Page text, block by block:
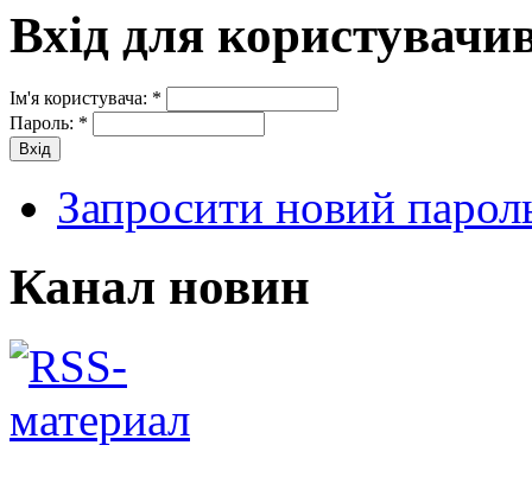
Вхід для
Ім'я користувача: *
Пароль: *
Запросити новий
Канал новин